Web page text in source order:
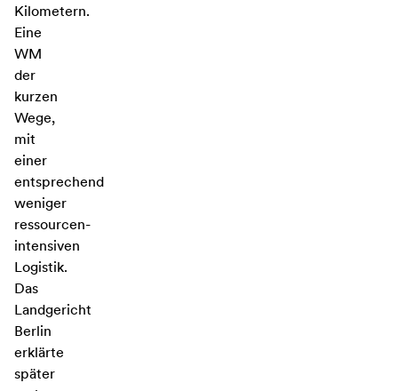
Kilometern.
Eine
WM
der
kurzen
Wege,
mit
einer
entsprechend
weniger
ressourcen-
intensiven
Logistik.
Das
Landgericht
Berlin
erklärte
später